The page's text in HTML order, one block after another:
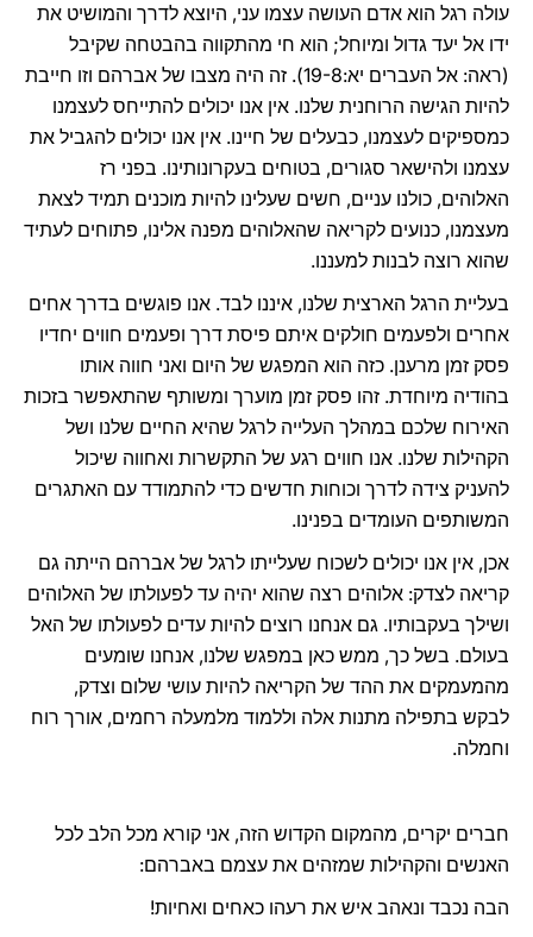
עולה רגל הוא אדם העושה עצמו עני, היוצא לדרך והמושיט את
ידו אל יעד גדול ומיוחל; הוא חי מהתקווה בהבטחה שקיבל
(ראה: אל העברים יא:19-8). זה היה מצבו של אברהם וזו חייבת
להיות הגישה הרוחנית שלנו. אין אנו יכולים להתייחס לעצמנו
כמספיקים לעצמנו, כבעלים של חיינו. אין אנו יכולים להגביל את
עצמנו ולהישאר סגורים, בטוחים בעקרונותינו. בפני רז
האלוהים, כולנו עניים, חשים שעלינו להיות מוכנים תמיד לצאת
מעצמנו, כנועים לקריאה שהאלוהים מפנה אלינו, פתוחים לעתיד
שהוא רוצה לבנות למעננו.
בעליית הרגל הארצית שלנו, איננו לבד. אנו פוגשים בדרך אחים
אחרים ולפעמים חולקים איתם פיסת דרך ופעמים חווים יחדיו
פסק זמן מרענן. כזה הוא המפגש של היום ואני חווה אותו
בהודיה מיוחדת. זהו פסק זמן מוערך ומשותף שהתאפשר בזכות
האירוח שלכם במהלך העלייה לרגל שהיא החיים שלנו ושל
הקהילות שלנו. אנו חווים רגע של התקשרות ואחווה שיכול
להעניק צידה לדרך וכוחות חדשים כדי להתמודד עם האתגרים
המשותפים העומדים בפנינו.
אכן, אין אנו יכולים לשכוח שעלייתו לרגל של אברהם הייתה גם
קריאה לצדק: אלוהים רצה שהוא יהיה עד לפעולתו של האלוהים
ושילך בעקבותיו. גם אנחנו רוצים להיות עדים לפעולתו של האל
בעולם. בשל כך, ממש כאן במפגש שלנו, אנחנו שומעים
מהמעמקים את ההד של הקריאה להיות עושי שלום וצדק,
לבקש בתפילה מתנות אלה וללמוד מלמעלה רחמים, אורך רוח
וחמלה.
חברים יקרים, מהמקום הקדוש הזה, אני קורא מכל הלב לכל
האנשים והקהילות שמזהים את עצמם באברהם:
הבה נכבד ונאהב איש את רעהו כאחים ואחיות!